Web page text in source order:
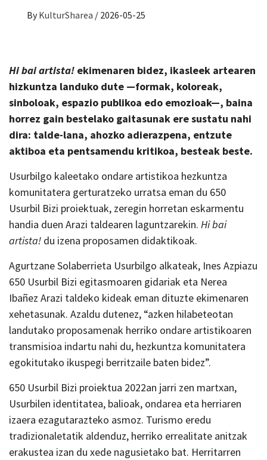
By KulturSharea / 2026-05-25
Hi bai artista! ekimenaren bidez, ikasleek artearen
hizkuntza landuko dute —formak, koloreak,
sinboloak, espazio publikoa edo emozioak—, baina
horrez gain bestelako gaitasunak ere sustatu nahi
dira: talde-lana, ahozko adierazpena, entzute
aktiboa eta pentsamendu kritikoa, besteak beste.
Usurbilgo kaleetako ondare artistikoa hezkuntza
komunitatera gerturatzeko urratsa eman du 650
Usurbil Bizi proiektuak, zeregin horretan eskarmentu
handia duen Arazi taldearen laguntzarekin. Hi bai
artista! du izena proposamen didaktikoak.
Agurtzane Solaberrieta Usurbilgo alkateak, Ines Azpiazu
650 Usurbil Bizi egitasmoaren gidariak eta Nerea
Ibañez Arazi taldeko kideak eman dituzte ekimenaren
xehetasunak. Azaldu dutenez, “azken hilabeteotan
landutako proposamenak herriko ondare artistikoaren
transmisioa indartu nahi du, hezkuntza komunitatera
egokitutako ikuspegi berritzaile baten bidez”.
650 Usurbil Bizi proiektua 2022an jarri zen martxan,
Usurbilen identitatea, balioak, ondarea eta herriaren
izaera ezagutarazteko asmoz. Turismo eredu
tradizionaletatik aldenduz, herriko errealitate anitzak
erakustea izan du xede nagusietako bat. Herritarren